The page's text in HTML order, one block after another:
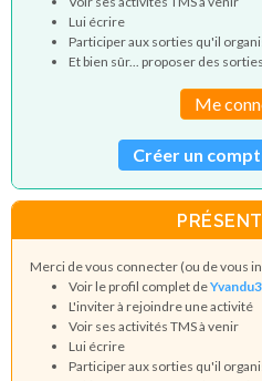
Lui écrire
Participer aux sorties qu'il
Et bien sûr... proposer des
Me
Créer un
Merci de vous connecter (ou de vous
Voir le profil complet de
L'inviter à rejoindre une activité
Voir ses activités TMS à venir
Lui écrire
Participer aux sorties qu'il